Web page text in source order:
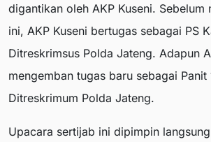
digantikan oleh AKP Kuseni. Sebelum
ini, AKP Kuseni bertugas sebagai PS
Ditreskrimsus Polda Jateng. Adapun
mengemban tugas baru sebagai
Ditreskrimum Polda Jateng.
Upacara sertijab ini dipimpin